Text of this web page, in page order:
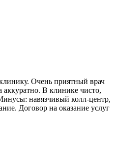
Очень приятный врач
аккуратно. В клинике чисто,
навязчивый колл-центр,
Договор на оказание услуг